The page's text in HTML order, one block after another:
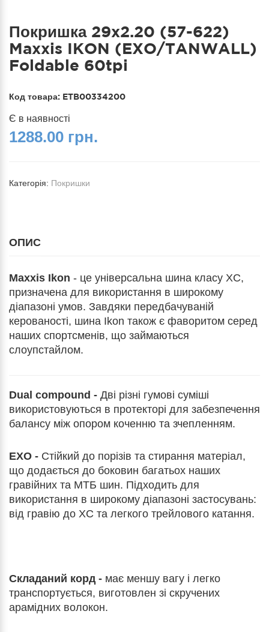
Покришка 29x2.20 (57-622)
Maxxis IKON (EXO/TANWALL)
Foldable 60tpi
Код товара: ETB00334200
Є в наявності
1288.00 грн.
Категорія: Покришки
ОПИС
Maxxis Ikon - це універсальна шина класу XC,
призначена для використання в широкому
діапазоні умов. Завдяки передбачуваній
керованості, шина Ikon також є фаворитом серед
наших спортсменів, що займаються
слоупстайлом.
Dual compound - Дві різні гумові суміші
використовуються в протекторі для забезпечення
балансу між опором коченню та зчепленням.
EXO - Стійкий до порізів та стирання матеріал,
що додається до боковин багатьох наших
гравійних та МТБ шин. Підходить для
використання в широкому діапазоні застосувань:
від гравію до XC та легкого трейлового катання.
Складаний корд - має меншу вагу і легко
транспортується, виготовлен зі скручених
арамідних волокон.